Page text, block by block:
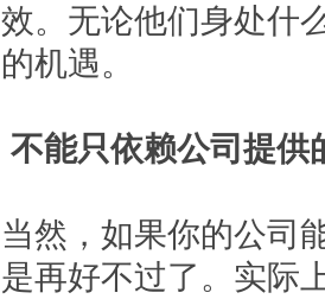
效。无论他们身处什
的机遇。​
不能只依赖公司提供
当然，如果你的公司
是再好不过了。实际